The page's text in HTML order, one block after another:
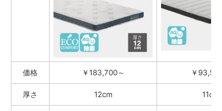
価格 ￥183,700～ ￥
厚さ 12cm 11cm